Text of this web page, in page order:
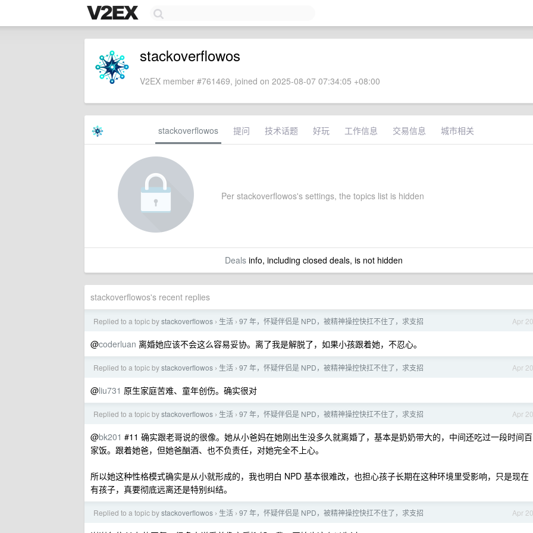
stackoverflowos
V2EX member #761469, joined on 2025-08-07 07:34:05 +08:00
stackoverflowos 提问 技术话题 好玩 工作信息 交易信息 城市相关
Per stackoverflowos's settings, the topics list is hidden
Dealsinfo, including closed deals, is not hidden
stackoverflowos's recent replies
Apr 20
Replied to a topic bystackoverflowos › 生活 › 97 年，怀疑伴侣是 NPD，被精神操控快扛不住了，求支招
@coderluan 离婚她应该不会这么容易妥协。离了我是解脱了，如果小孩跟着她，不忍心。
Apr 20
Replied to a topic bystackoverflowos › 生活 › 97 年，怀疑伴侣是 NPD，被精神操控快扛不住了，求支招
@liu731 原生家庭苦难、童年创伤。确实很对
Apr 20
Replied to a topic bystackoverflowos › 生活 › 97 年，怀疑伴侣是 NPD，被精神操控快扛不住了，求支招
@bk201 #11 确实跟老哥说的很像。她从小爸妈在她刚出生没多久就离婚了，基本是奶奶带大的，中间还吃过一段时间百
家饭。跟着她爸，但她爸酗酒、也不负责任，对她完全不上心。
所以她这种性格模式确实是从小就形成的，我也明白 NPD 基本很难改，也担心孩子长期在这种环境里受影响，只是现在
有孩子，真要彻底远离还是特别纠结。
Apr 20
Replied to a topic bystackoverflowos › 生活 › 97 年，怀疑伴侣是 NPD，被精神操控快扛不住了，求支招